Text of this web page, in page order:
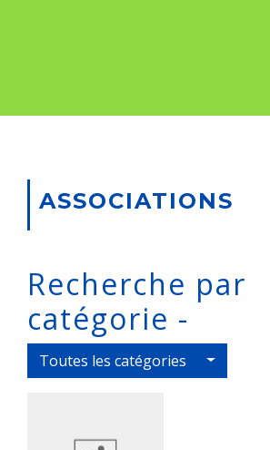
ASSOCIATIONS
Recherche par
catégorie -
Toutes les catégories